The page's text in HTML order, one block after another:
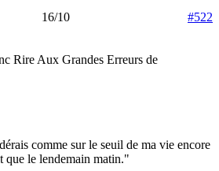
16/10
#522
Rire Aux Grandes Erreurs de
comme sur le seuil de ma vie encore
que le lendemain matin."